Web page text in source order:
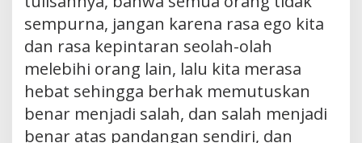
sempurna, jangan karena rasa ego kita
dan rasa kepintaran seolah-olah
melebihi orang lain, lalu kita merasa
hebat sehingga berhak memutuskan
benar menjadi salah, dan salah menjadi
benar atas pandangan sendiri, dan